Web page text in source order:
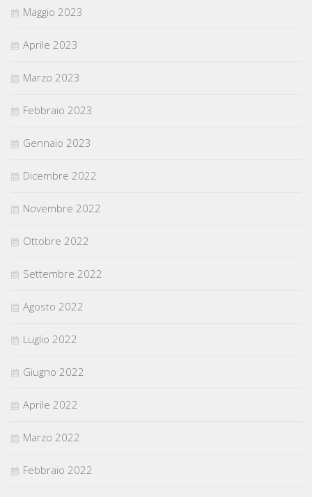
Maggio 2023
Aprile 2023
Marzo 2023
Febbraio 2023
Gennaio 2023
Dicembre 2022
Novembre 2022
Ottobre 2022
Settembre 2022
Agosto 2022
Luglio 2022
Giugno 2022
Aprile 2022
Marzo 2022
Febbraio 2022